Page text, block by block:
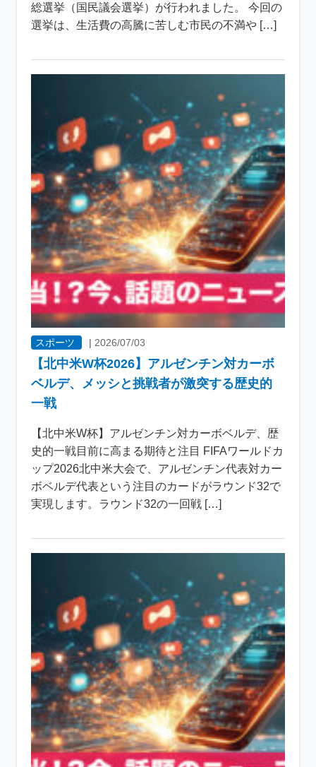
総選挙（国民議会選挙）が行われました。 今回の
選挙は、生活費の高騰に苦しむ市民の不満や […]
スポーツ |2026/07/03
【北中米W杯2026】アルゼンチン対カーボ
ベルデ、メッシと挑戦者が激突する歴史的
一戦
【北中米W杯】アルゼンチン対カーボベルデ、歴
史的一戦目前に高まる期待と注目 FIFAワールドカ
ップ2026北中米大会で、アルゼンチン代表対カー
ボベルデ代表という注目のカードがラウンド32で
実現します。ラウンド32の一回戦 […]